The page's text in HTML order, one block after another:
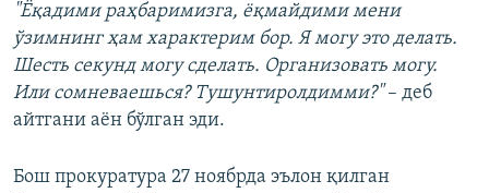
"Ёқадими раҳбаримизга, ёқмайдими мени
ўзимнинг ҳам характерим бор. Я могу это делать.
Шесть секунд могу сделать. Организовать могу.
Или сомневаешься? Тушунтиролдимми?"– деб
айтгани аён бўлган эди.
Бош прокуратура 27 ноябрда эълон қилган